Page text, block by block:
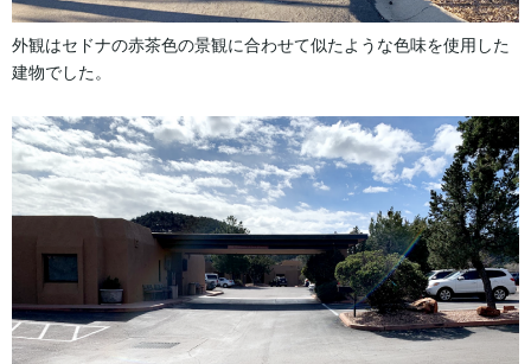
外観はセドナの赤茶色の景観に合わせて似たような色味を使用した
建物でした。